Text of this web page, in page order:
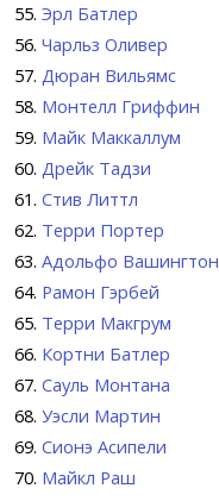
Эрл Батлер
Чарльз Оливер
Дюран Вильямс
Монтелл Гриффин
Майк Маккаллум
Дрейк Тадзи
Стив Литтл
Терри Портер
Адольфо Вашингтон
Рамон Гэрбей
Терри Макгрум
Кортни Батлер
Сауль Монтана
Уэсли Мартин
Сионэ Асипели
Майкл Раш